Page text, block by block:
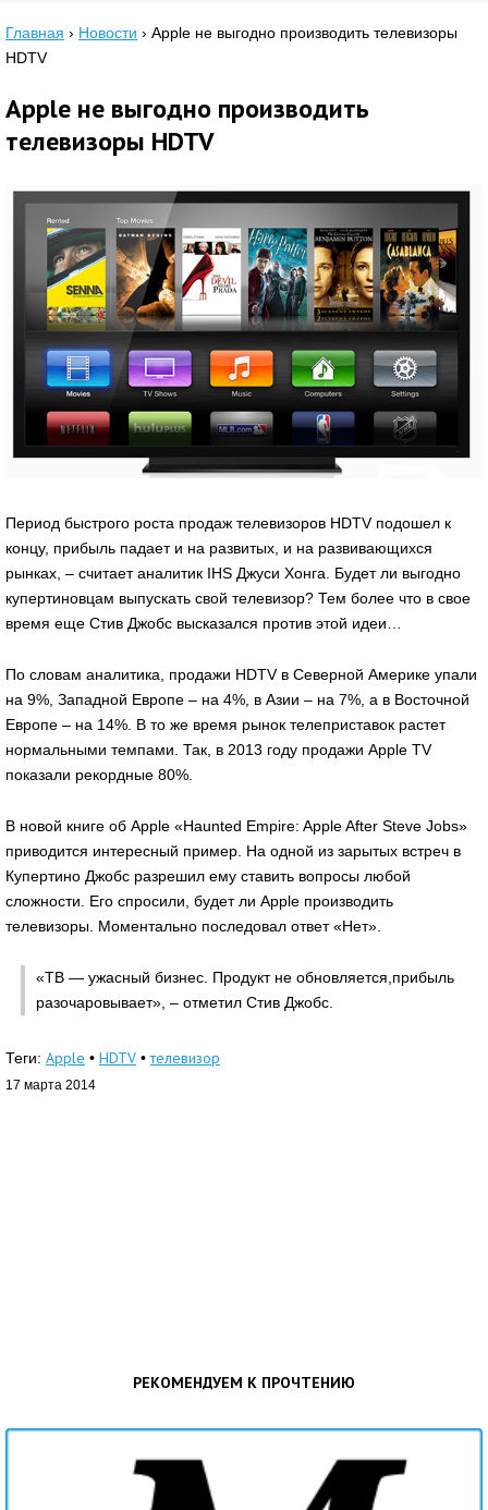
Главная › Новости › Apple не выгодно производить телевизоры
HDTV
Apple не выгодно производить
телевизоры HDTV
Период быстрого роста продаж телевизоров HDTV подошел к
концу, прибыль падает и на развитых, и на развивающихся
рынках, – считает аналитик IHS Джуси Хонга. Будет ли выгодно
купертиновцам выпускать свой телевизор? Тем более что в свое
время еще Стив Джобс высказался против этой идеи…
По словам аналитика, продажи HDTV в Северной Америке упали
на 9%, Западной Европе – на 4%, в Азии – на 7%, а в Восточной
Европе – на 14%. В то же время рынок телеприставок растет
нормальными темпами. Так, в 2013 году продажи Apple TV
показали рекордные 80%.
В новой книге об Apple «Haunted Empire: Apple After Steve Jobs»
приводится интересный пример. На одной из зарытых встреч в
Купертино Джобс разрешил ему ставить вопросы любой
сложности. Его спросили, будет ли Apple производить
телевизоры. Моментально последовал ответ «Нет».
«ТВ — ужасный бизнес. Продукт не обновляется,прибыль
разочаровывает», – отметил Стив Джобс.
Теги: Apple • HDTV •телевизор
17 марта 2014
РЕКОМЕНДУЕМ К ПРОЧТЕНИЮ